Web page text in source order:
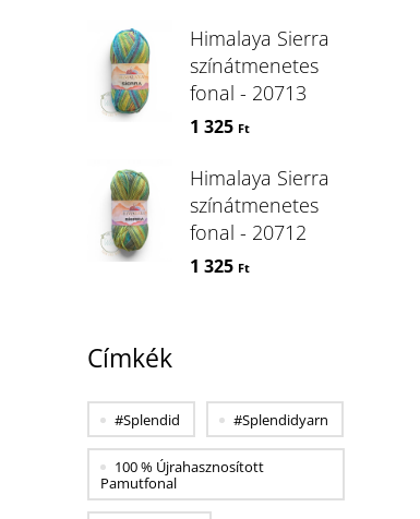
Himalaya Sierra
színátmenetes
fonal - 20713
1 325 Ft
Himalaya Sierra
színátmenetes
fonal - 20712
1 325 Ft
Címkék
#splendid #splendidyarn
100 % Újrahasznosított
Pamutfonal